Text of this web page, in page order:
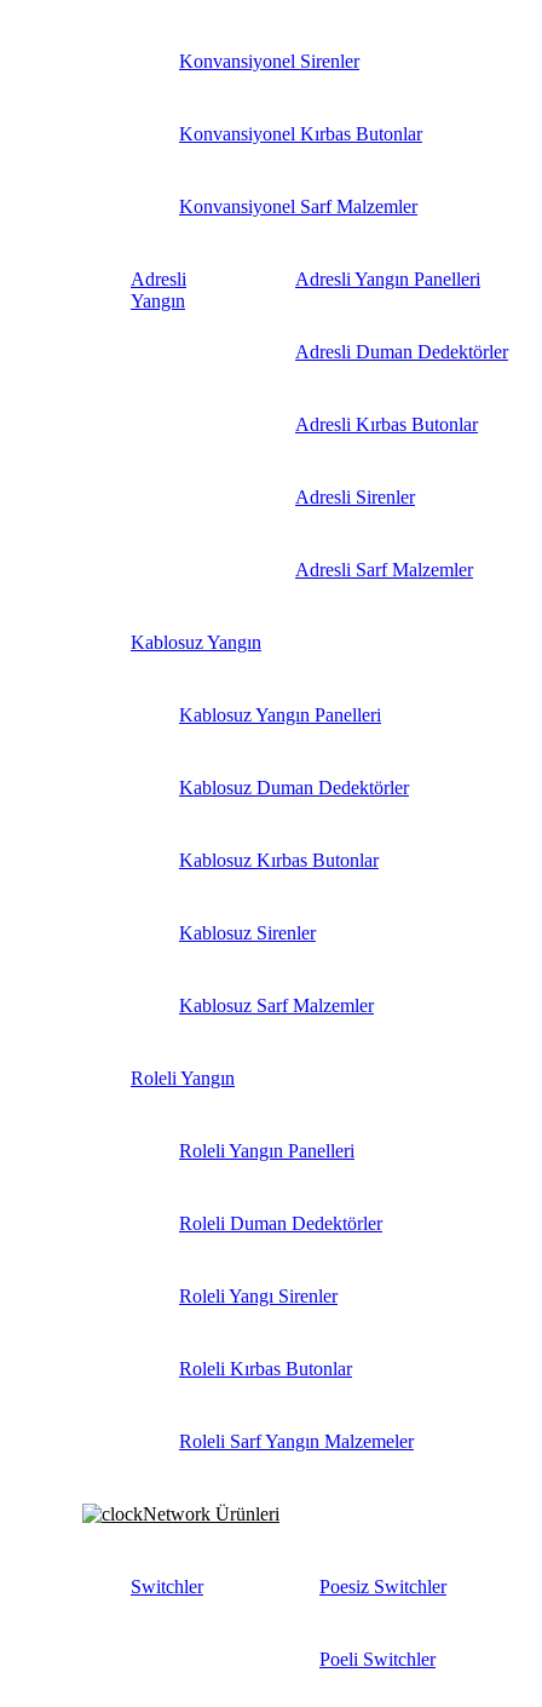
Konvansiyonel Sirenler
Konvansiyonel Kırbas Butonlar
Konvansiyonel Sarf Malzemler
Adresli
Yangın
Adresli Yangın Panelleri
Adresli Duman Dedektörler
Adresli Kırbas Butonlar
Adresli Sirenler
Adresli Sarf Malzemler
Kablosuz Yangın
Kablosuz Yangın Panelleri
Kablosuz Duman Dedektörler
Kablosuz Kırbas Butonlar
Kablosuz Sirenler
Kablosuz Sarf Malzemler
Roleli Yangın
Roleli Yangın Panelleri
Roleli Duman Dedektörler
Roleli Yangı Sirenler
Roleli Kırbas Butonlar
Roleli Sarf Yangın Malzemeler
Network Ürünleri
Switchler Poesiz Switchler
Poeli Switchler